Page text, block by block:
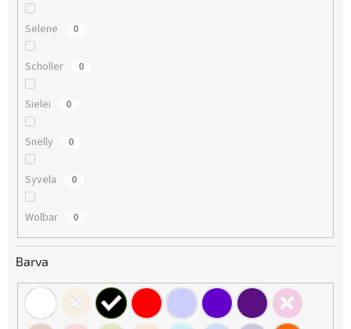
Selene 0
Scholler 0
Sielei 0
Snelly 0
Syvela 0
Wolbar 0
Barva